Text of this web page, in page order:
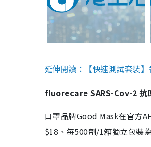
延伸閱讀：【快速測試套裝
fluorecare SARS-Cov-2 抗
口罩品牌Good Mask在官方
$18、每500劑/1箱獨立包裝